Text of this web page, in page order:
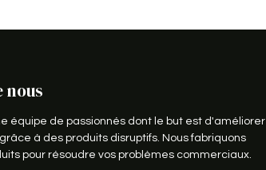
nous
équipe de passionnés dont le but est d'améliorer
à des produits disruptifs. Nous fabriquons
pour résoudre vos problèmes commerciaux.